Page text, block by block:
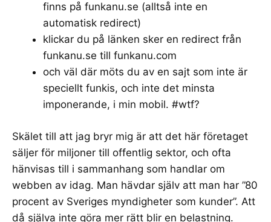
finns på funkanu.se (alltså inte en
automatisk redirect)
klickar du på länken sker en redirect från
funkanu.se till funkanu.com
och väl där möts du av en sajt som inte är
speciellt funkis, och inte det minsta
imponerande, i min mobil. #wtf?
Skälet till att jag bryr mig är att det här företaget
säljer för miljoner till offentlig sektor, och ofta
hänvisas till i sammanhang som handlar om
webben av idag. Man hävdar själv att man har ”80
procent av Sveriges myndigheter som kunder”. Att
då själva inte göra mer rätt blir en belastning.